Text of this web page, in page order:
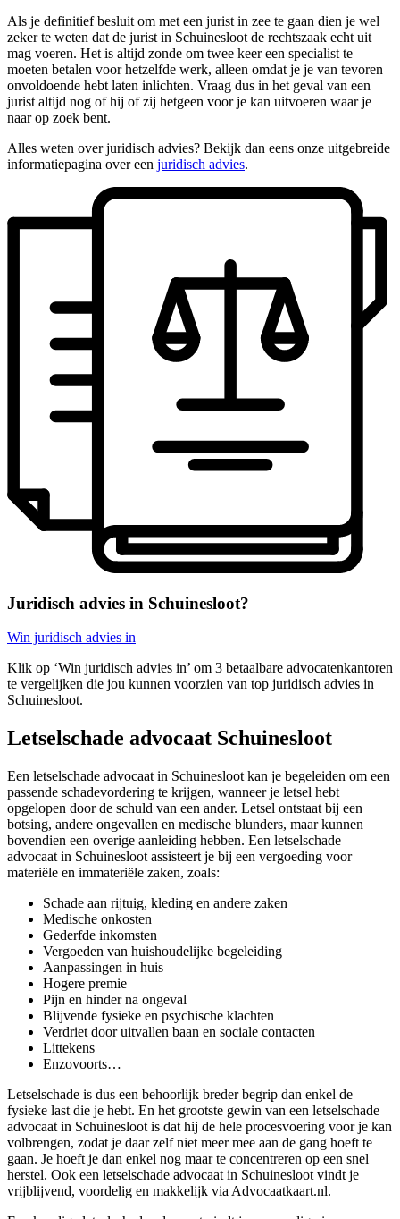
Als je definitief besluit om met een jurist in zee te gaan dien je wel
zeker te weten dat de jurist in Schuinesloot de rechtszaak echt uit
mag voeren. Het is altijd zonde om twee keer een specialist te
moeten betalen voor hetzelfde werk, alleen omdat je je van tevoren
onvoldoende hebt laten inlichten. Vraag dus in het geval van een
jurist altijd nog of hij of zij hetgeen voor je kan uitvoeren waar je
naar op zoek bent.
Alles weten over juridisch advies? Bekijk dan eens onze uitgebreide
informatiepagina over een juridisch advies.
Juridisch advies in Schuinesloot?
Win juridisch advies in
Klik op ‘Win juridisch advies in’ om 3 betaalbare advocatenkantoren
te vergelijken die jou kunnen voorzien van top juridisch advies in
Schuinesloot.
Letselschade advocaat Schuinesloot
Een letselschade advocaat in Schuinesloot kan je begeleiden om een
passende schadevordering te krijgen, wanneer je letsel hebt
opgelopen door de schuld van een ander. Letsel ontstaat bij een
botsing, andere ongevallen en medische blunders, maar kunnen
bovendien een overige aanleiding hebben. Een letselschade
advocaat in Schuinesloot assisteert je bij een vergoeding voor
materiële en immateriële zaken, zoals:
Schade aan rijtuig, kleding en andere zaken
Medische onkosten
Gederfde inkomsten
Vergoeden van huishoudelijke begeleiding
Aanpassingen in huis
Hogere premie
Pijn en hinder na ongeval
Blijvende fysieke en psychische klachten
Verdriet door uitvallen baan en sociale contacten
Littekens
Enzovoorts…
Letselschade is dus een behoorlijk breder begrip dan enkel de
fysieke last die je hebt. En het grootste gewin van een letselschade
advocaat in Schuinesloot is dat hij de hele procesvoering voor je kan
volbrengen, zodat je daar zelf niet meer mee aan de gang hoeft te
gaan. Je hoeft je dan enkel nog maar te concentreren op een snel
herstel. Ook een letselschade advocaat in Schuinesloot vindt je
vrijblijvend, voordelig en makkelijk via Advocaatkaart.nl.